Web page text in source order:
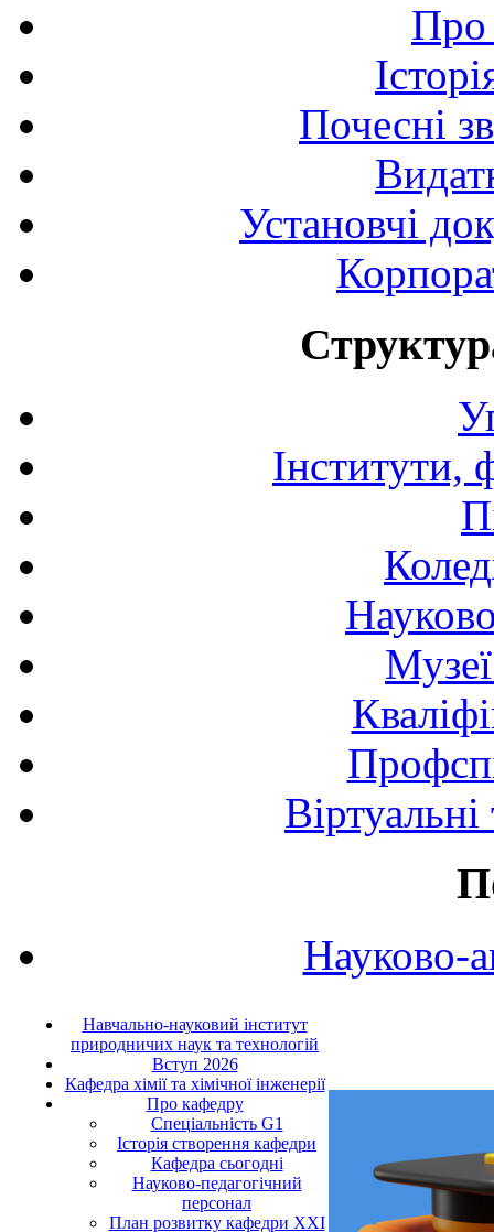
Про
Почесні
Установчі
Інститути,
Науково-
Навчально-науковий інститут
природничих наук та технологій
Вступ 2026
Кафедра хімії та хімічної інженерії
Про кафедру
Cпеціальність G1
Історія створення кафедри
Кафедра сьогодні
Науково-педагогічний
персонал
План розвитку кафедри ХХІ